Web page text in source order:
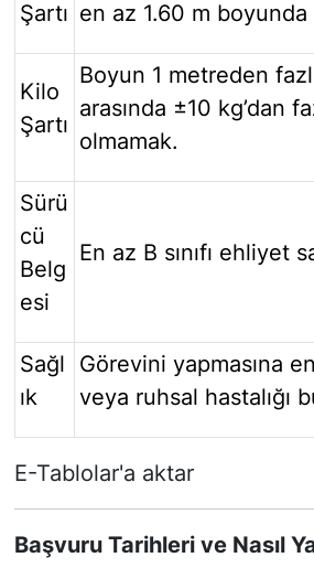
Şartı en az 1.60 m boyunda
Kilo
Şartı
Boyun 1 metreden
arasında ±10 kg’dan
olmamak.
Sürü
cü
Belg
esi
En az B sınıfı ehliyet
Sağl
ık
Görevini yapmasına
veya ruhsal hastalığı
E-Tablolar'a aktar
Başvuru Tarihleri ve Nasıl